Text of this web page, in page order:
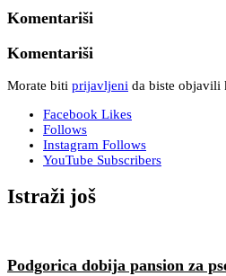
Komentariši
Komentariši
Morate biti prijavljeni da biste objavili
Facebook Likes
Follows
Instagram Follows
YouTube Subscribers
Istraži još
Podgorica dobija pansion za